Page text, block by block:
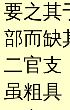
要之其
部而缺
二官支
虽粗具